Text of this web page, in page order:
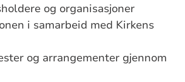
og organisasjoner
i samarbeid med Kirkens
og arrangementer gjennom